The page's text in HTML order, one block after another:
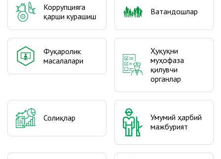
Коррупцияга
қарши курашиш
Ватандошлар
Фуқаролик
масалалари
Ҳуқуқни
муҳофаза
қилувчи
органлар
Солиқлар
Умумий ҳарбий
мажбурият